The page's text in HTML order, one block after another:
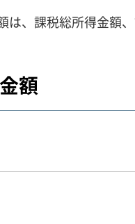
は、課税総所得金額
額